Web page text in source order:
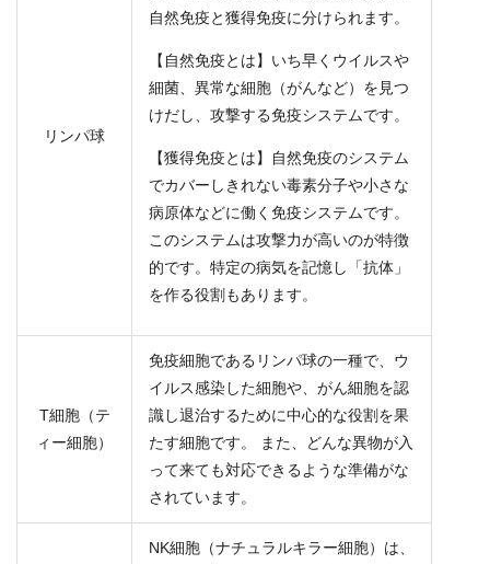
リンパ球
自然免疫と獲得免疫に分けられます。
【自然免疫とは】いち早くウイルスや
細菌、異常な細胞（がんなど）を見つ
けだし、攻撃する免疫システムです。
【獲得免疫とは】自然免疫のシステム
でカバーしきれない毒素分子や小さな
病原体などに働く免疫システムです。
このシステムは攻撃力が高いのが特徴
的です。特定の病気を記憶し「抗体」
を作る役割もあります。
T細胞（テ
ィー細胞）
免疫細胞であるリンパ球の一種で、ウ
イルス感染した細胞や、がん細胞を認
識し退治するために中心的な役割を果
たす細胞です。 また、どんな異物が入
って来ても対応できるような準備がな
されています。
NK細胞（ナチュラルキラー細胞）は、